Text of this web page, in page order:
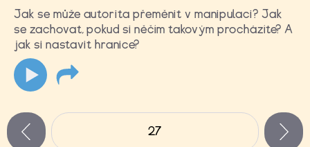
Jak se může autorita přeměnit v manipulaci? Jak
se zachovat, pokud si něčím takovým procházíte? A
jak si nastavit hranice?
Stránky
27